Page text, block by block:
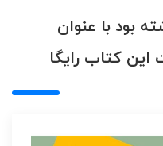
بود با عنوان
این کتاب رایگا